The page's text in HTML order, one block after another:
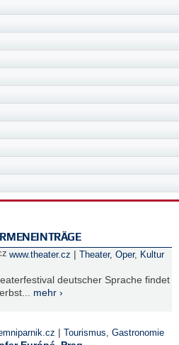
www.theater.cz | Theater, Oper, Kultur
deutscher Sprache findet
mehr ›
| Tourismus, Gastronomie